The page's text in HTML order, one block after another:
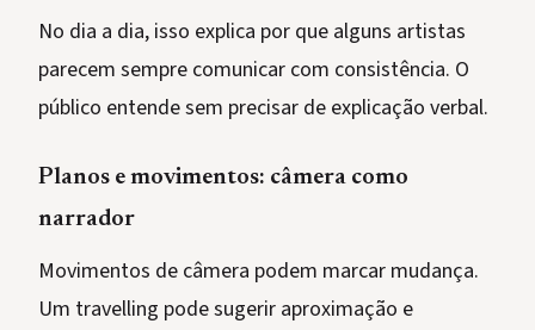
No dia a dia, isso explica por que alguns artistas
parecem sempre comunicar com consistência. O
público entende sem precisar de explicação verbal.
Planos e movimentos: câmera como
narrador
Movimentos de câmera podem marcar mudança.
Um travelling pode sugerir aproximação e